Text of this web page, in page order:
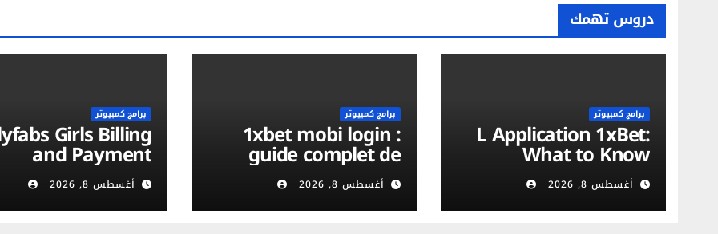
دروس تهمك
برامج كمبيوتر
L Application 1xBet:
What to Know
أغسطس 8, 2026
برامج كمبيوتر
1xbet mobi login :
guide complet de
vérification du
compte et sécurité
mobile
أغسطس 8, 2026
برامج كمبيوتر
Girls Billing
and Payment
Methods: Discreet,
Secure & Flexible
Options
أغسطس 8, 2026